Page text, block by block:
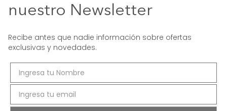
nuestro Newsletter
Recibe antes que nadie información sobre ofertas
exclusivas y novedades.